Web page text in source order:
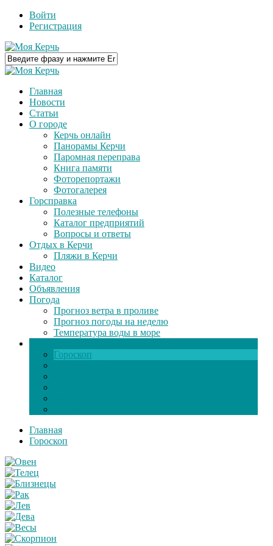
Войти
Регистрация
Главная
Новости
Статьи
О городе
Керчь онлайн
Панорамы Керчи
Паромная переправа
Книга памяти
Фоторепортажи
Фотогалерея
Горсправка
Полезные телефоны
Каталог предприятий
Вопросы и ответы
Отдых в Керчи
Пляжи в Керчи
Видео
Каталог
Объявления
Погода
Прогноз ветра в проливе
Прогноз погоды на неделю
Температура воды в море
Гороскоп
Главная
Гороскоп